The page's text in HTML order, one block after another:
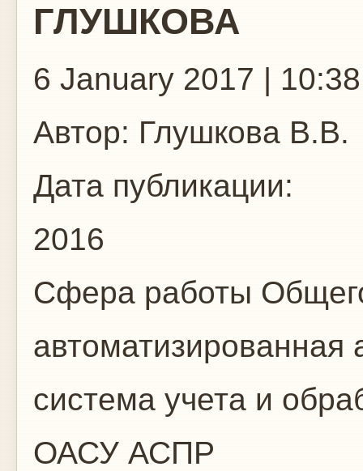
ГЛУШКОВА
6 January 2017 | 10:38
Автор: Глушкова В.В.
Дата публикации:
2016
Сфера работы
автоматизированная
система учета и
ОАСУ АСПР